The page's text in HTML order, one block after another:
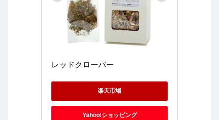
レッドクローバー
楽天市場
Yahoo!ショッピング